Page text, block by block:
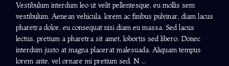
Vestibulum interdum leo ut velit pellentesque, eu mollis sem
vestibulum. Aenean vehicula, lorem ac finibus pulvinar, diam lacus
pharetra dolor, eu consequat nisi diam eu massa. Sed lacus
lectus, pretium a pharetra sit amet, lobortis sed libero. Donec
interdum justo at magna placerat malesuada. Aliquam tempus
lorem ante, vel ornare mi pretium sed. N ...